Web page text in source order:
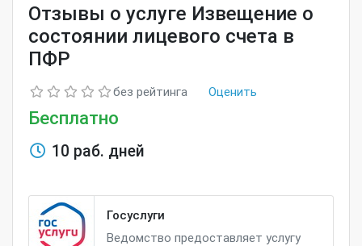
Отзывы о услуге Извещение о
состоянии лицевого счета в
ПФР
без рейтинга Оценить
Бесплатно
10 раб. дней
Госуслуги
Ведомство предоставляет услугу